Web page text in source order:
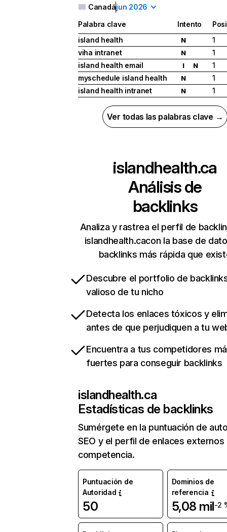
Canadájun 2026
Palabra clave Intento
island health
N
1
viha intranet
N
1
island health email
I N
1
myschedule island health
N
1
island health intranet
N 1
Ver todas las palabras clave →
islandhealth.ca
Análisis de
backlinks
Analiza y rastrea el perfil de
islandhealth.cacon la base de
backlinks más rápida que
Descubre el portfolio de
valioso de tu nicho
Detecta los enlaces tóxicos y
antes de que perjudiquen a tu
Encuentra a tus competidores
fuertes para conseguir backlinks
islandhealth.ca
Estadísticas de backlinks
Sumérgete en la puntuación de
SEO y el perfil de enlaces externos
competencia.
Puntuación de
Autoridad
50
Dominios de
referencia
5,08 mil-2